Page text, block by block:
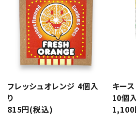
フレッシュオレンジ 4個入
り
815円(税込)
キー
10個